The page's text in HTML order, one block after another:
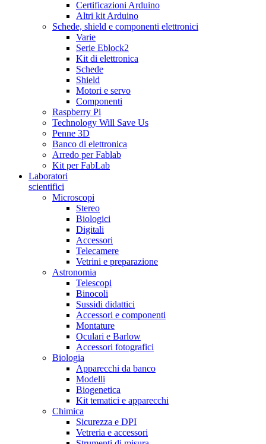
Certificazioni Arduino
Altri kit Arduino
Schede, shield e componenti elettronici
Varie
Serie Eblock2
Kit di elettronica
Schede
Shield
Motori e servo
Componenti
Raspberry Pi
Technology Will Save Us
Penne 3D
Banco di elettronica
Arredo per Fablab
Kit per FabLab
Laboratori
scientifici
Microscopi
Stereo
Biologici
Digitali
Accessori
Telecamere
Vetrini e preparazione
Astronomia
Telescopi
Binocoli
Sussidi didattici
Accessori e componenti
Montature
Oculari e Barlow
Accessori fotografici
Biologia
Apparecchi da banco
Modelli
Biogenetica
Kit tematici e apparecchi
Chimica
Sicurezza e DPI
Vetreria e accessori